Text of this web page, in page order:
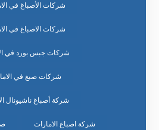
شركات الأصباغ في
شركات الاصباغ في
شركات جبس بورد في
شركات صبغ في
شركة أصباغ ناشيونال
شركة اصباغ الامارات